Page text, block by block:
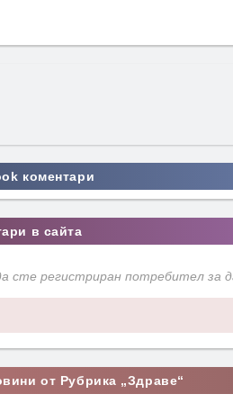
коментари
в сайта
сте регистриран потребител
от Рубрика „Здраве“